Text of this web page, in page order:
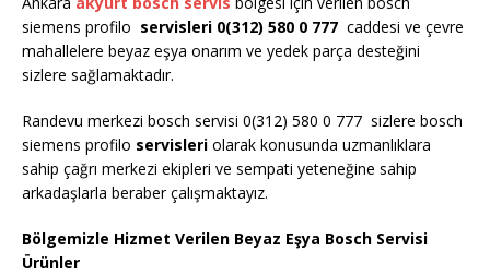
siemens profilo servisleri 0(312) 580 0 777 caddesi ve çevre
mahallelere beyaz eşya onarım ve yedek parça desteğini
sizlere sağlamaktadır.
Randevu merkezi bosch servisi 0(312) 580 0 777 sizlere bosch
siemens profilo servisleri olarak konusunda uzmanlıklara
sahip çağrı merkezi ekipleri ve sempati yeteneğine sahip
arkadaşlarla beraber çalışmaktayız.
Bölgemizle Hizmet Verilen Beyaz Eşya Bosch Servisi
Ürünler